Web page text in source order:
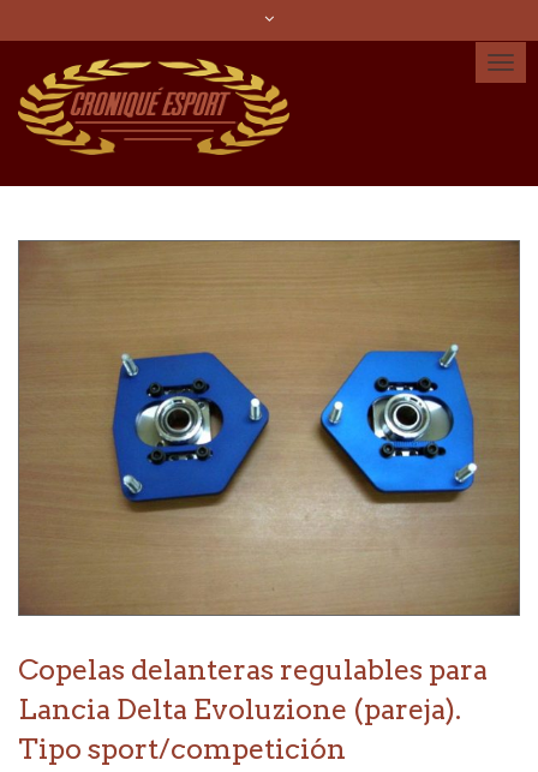
Copelas delanteras regulables para
Lancia Delta Evoluzione (pareja).
Tipo sport/competición